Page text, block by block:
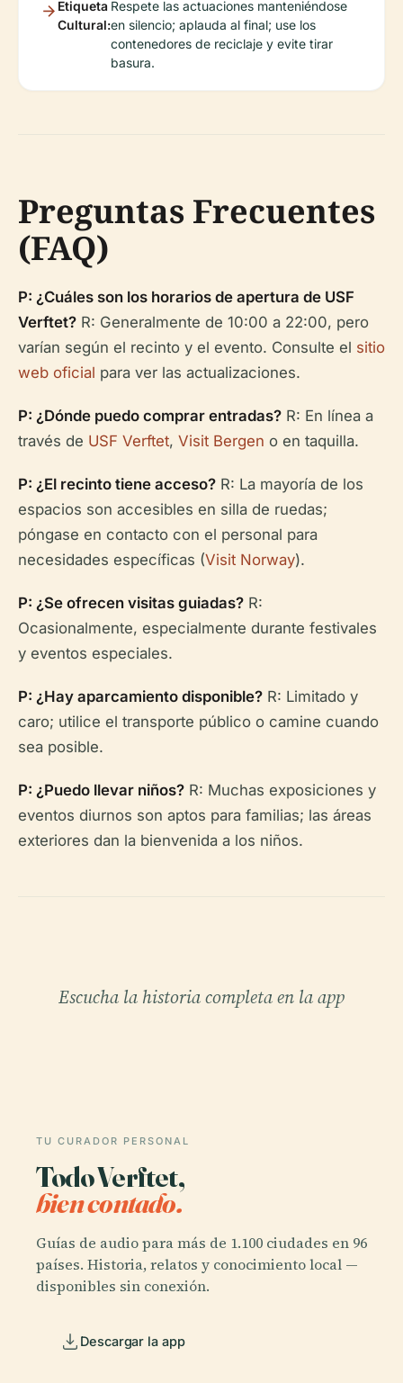
Etiqueta
Cultural:
Respete las actuaciones manteniéndose
en silencio; aplauda al final; use los
contenedores de reciclaje y evite tirar
basura.
Preguntas Frecuentes
(FAQ)
P: ¿Cuáles son los horarios de apertura de USF
Verftet? R: Generalmente de 10:00 a 22:00, pero
varían según el recinto y el evento. Consulte el sitio
web oficial para ver las actualizaciones.
P: ¿Dónde puedo comprar entradas? R: En línea a
través de USF Verftet, Visit Bergen o en taquilla.
P: ¿El recinto tiene acceso? R: La mayoría de los
espacios son accesibles en silla de ruedas;
póngase en contacto con el personal para
necesidades específicas (Visit Norway).
P: ¿Se ofrecen visitas guiadas? R:
Ocasionalmente, especialmente durante festivales
y eventos especiales.
P: ¿Hay aparcamiento disponible? R: Limitado y
caro; utilice el transporte público o camine cuando
sea posible.
P: ¿Puedo llevar niños? R: Muchas exposiciones y
eventos diurnos son aptos para familias; las áreas
exteriores dan la bienvenida a los niños.
Escucha la historia completa en la app
TU CURADOR PERSONAL
Todo Verftet,
bien contado.
Guías de audio para más de 1.100 ciudades en 96
países. Historia, relatos y conocimiento local —
disponibles sin conexión.
Descargar la app